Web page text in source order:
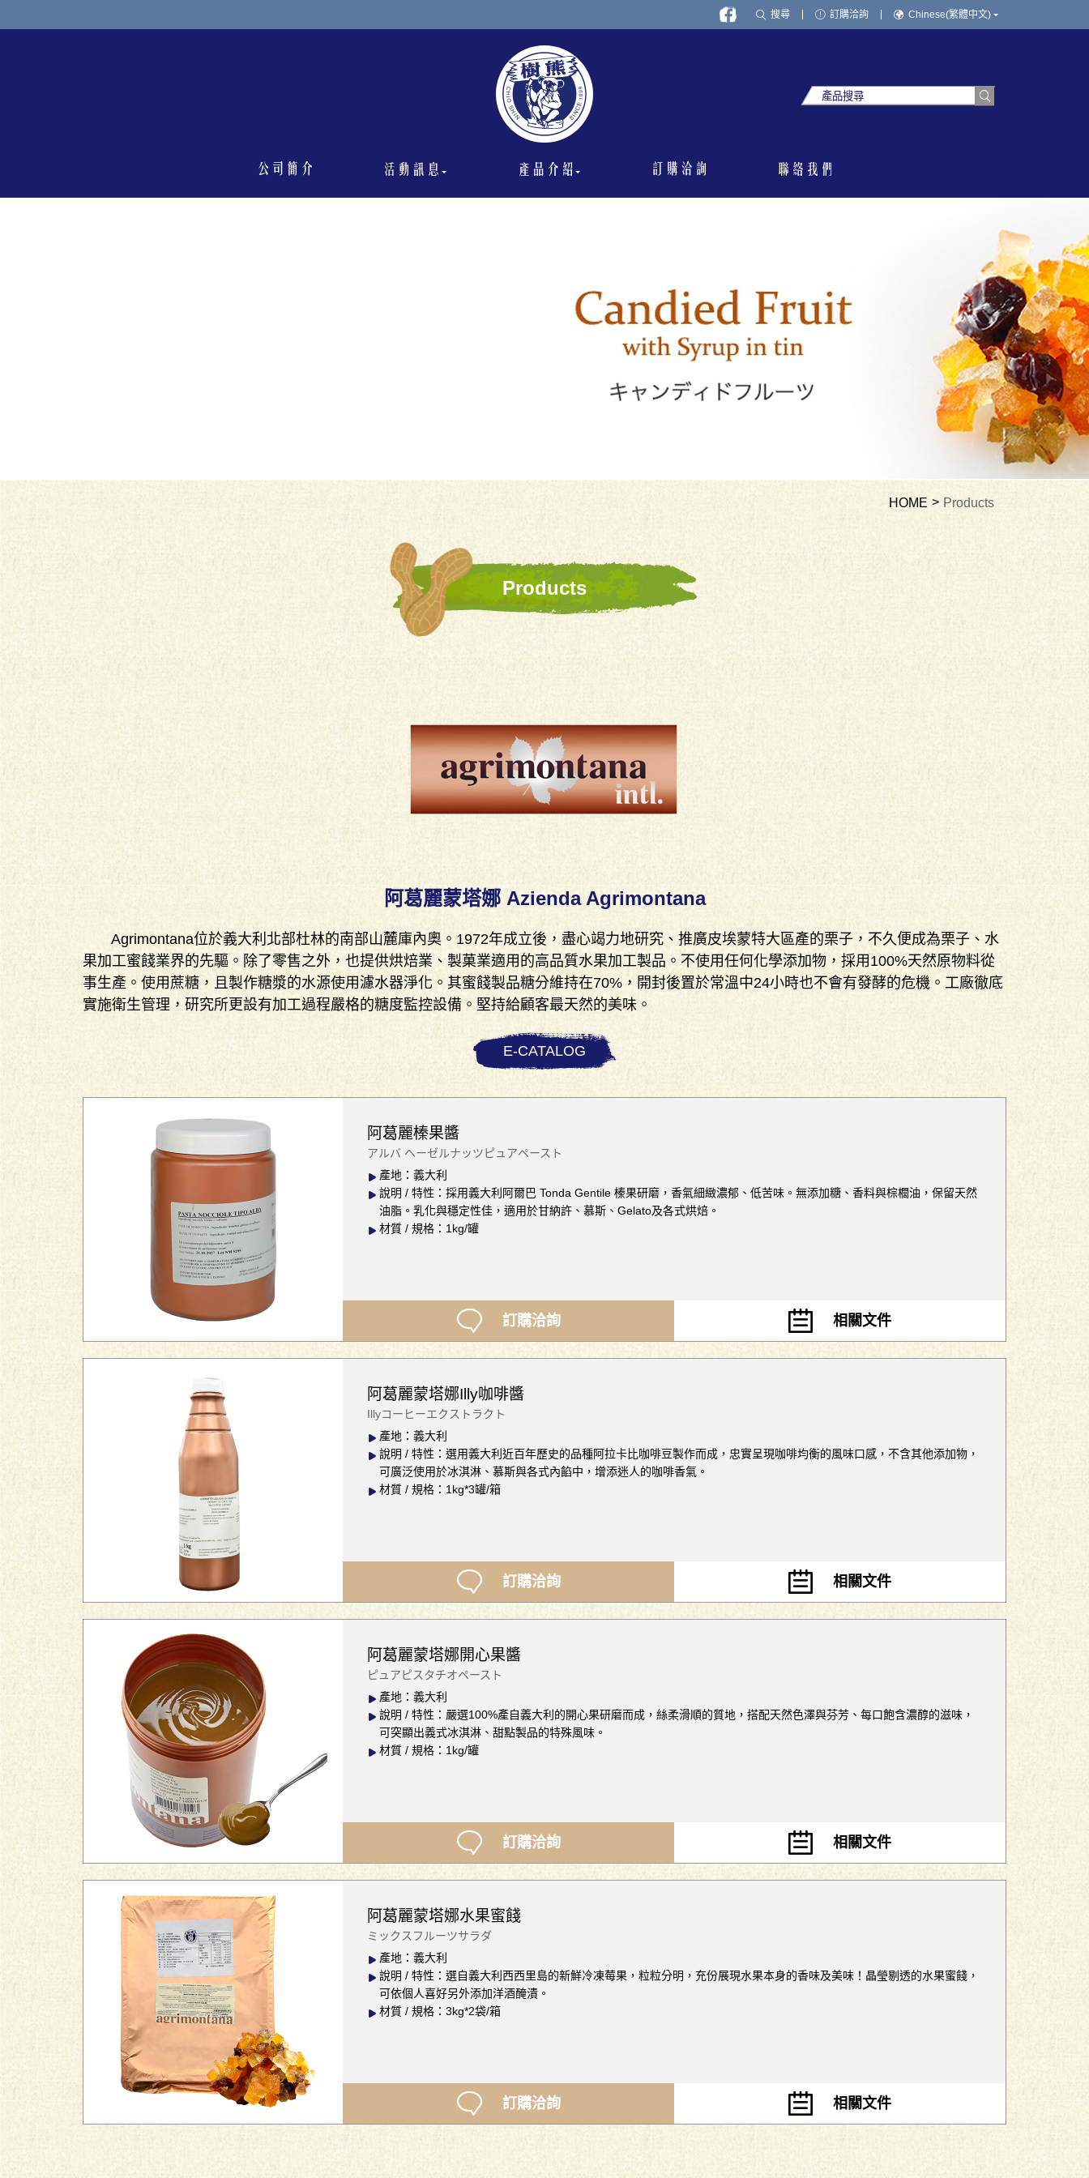
搜尋 訂購洽詢 Chinese(繁體中文)
HOME Products
Products
阿葛麗蒙塔娜 Azienda Agrimontana
Agrimontana位於義大利北部杜林的南部山麓庫內奧。1972年成立後，盡心竭力地研究、推廣皮埃蒙特大區產的栗子，不久便成為栗子、水
果加工蜜餞業界的先驅。除了零售之外，也提供烘焙業、製菓業適用的高品質水果加工製品。不使用任何化學添加物，採用100%天然原物料從
事生產。使用蔗糖，且製作糖漿的水源使用濾水器淨化。其蜜餞製品糖分維持在70%，開封後置於常溫中24小時也不會有發酵的危機。工廠徹底
實施衛生管理，研究所更設有加工過程嚴格的糖度監控設備。堅持給顧客最天然的美味。
E-CATALOG
阿葛麗榛果醬
アルバ ヘーゼルナッツピュアペースト
產地：義大利
說明 / 特性：採用義大利阿爾巴 Tonda Gentile 榛果研磨，香氣細緻濃郁、低苦味。無添加糖、香料與棕櫚油，保留天然
油脂。乳化與穩定性佳，適用於甘納許、慕斯、Gelato及各式烘焙。
材質 / 規格：1kg/罐
訂購洽詢 相關文件
阿葛麗蒙塔娜Illy咖啡醬
Illyコーヒーエクストラクト
產地：義大利
說明 / 特性：選用義大利近百年歷史的品種阿拉卡比咖啡豆製作而成，忠實呈現咖啡均衡的風味口感，不含其他添加物，
可廣泛使用於冰淇淋、慕斯與各式內餡中，增添迷人的咖啡香氣。
材質 / 規格：1kg*3罐/箱
訂購洽詢 相關文件
阿葛麗蒙塔娜開心果醬
ピュアピスタチオペースト
產地：義大利
說明 / 特性：嚴選100%產自義大利的開心果研磨而成，絲柔滑順的質地，搭配天然色澤與芬芳、每口飽含濃醇的滋味，
可突顯出義式冰淇淋、甜點製品的特殊風味。
材質 / 規格：1kg/罐
訂購洽詢 相關文件
阿葛麗蒙塔娜水果蜜餞
ミックスフルーツサラダ
產地：義大利
說明 / 特性：選自義大利西西里島的新鮮冷凍莓果，粒粒分明，充份展現水果本身的香味及美味！晶瑩剔透的水果蜜餞，
可依個人喜好另外添加洋酒醃漬。
材質 / 規格：3kg*2袋/箱
訂購洽詢 相關文件